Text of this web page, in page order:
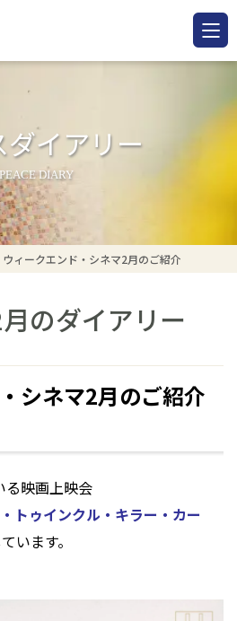
イアリー
PEACE DIARY
ウィークエンド・シネマ2月のご紹介
のダイアリー
シネマ2月のご紹介
る映画上映会
トゥインクル・キラー・カー
います。